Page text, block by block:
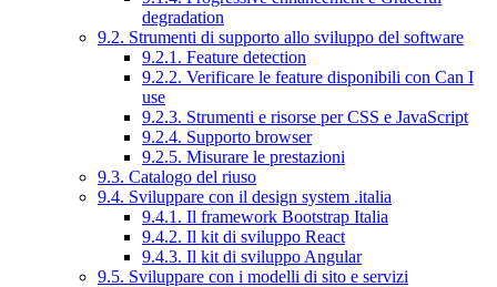
degradation
9.2. Strumenti di supporto allo sviluppo del software
9.2.1. Feature detection
9.2.2. Verificare le feature disponibili con Can I
use
9.2.3. Strumenti e risorse per CSS e JavaScript
9.2.4. Supporto browser
9.2.5. Misurare le prestazioni
9.3. Catalogo del riuso
9.4. Sviluppare con il design system .italia
9.4.1. Il framework Bootstrap Italia
9.4.2. Il kit di sviluppo React
9.4.3. Il kit di sviluppo Angular
9.5. Sviluppare con i modelli di sito e servizi